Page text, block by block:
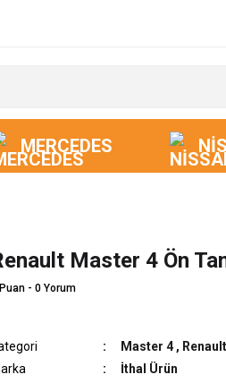
MERCEDES
Master 4 Ön
- 0 Yorum
Master 4 , Renault
İthal Ürün